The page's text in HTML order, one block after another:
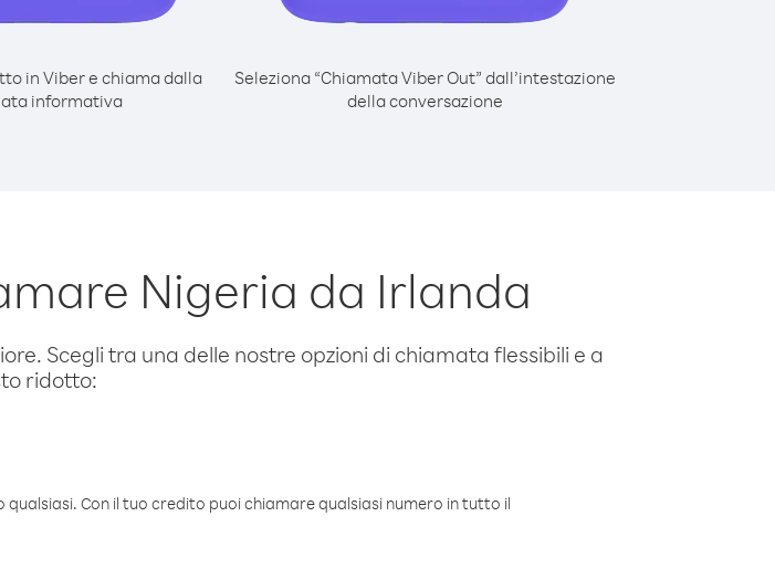
in Viber e chiama dalla
informativa
Seleziona “Chiamata Viber Out” dall’intestazione
della conversazione
Nigeria da Irlanda
Scegli tra una delle nostre opzioni di chiamata flessibili e a
ridotto:
Con il tuo credito puoi chiamare qualsiasi numero in tutto il